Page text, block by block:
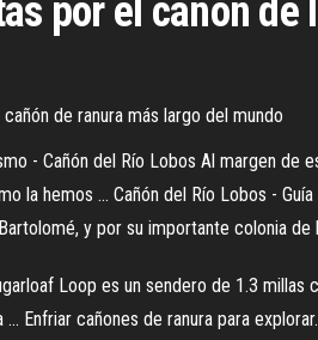
por el cañón de
cañón de ranura más largo del mundo
- Cañón del Río Lobos Al margen de
la hemos ... Cañón del Río Lobos -
y por su importante colonia de
Loop es un sendero de 1.3
Enfriar cañones de ranura para